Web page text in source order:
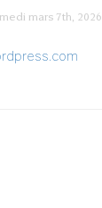
mars 7th, 2026